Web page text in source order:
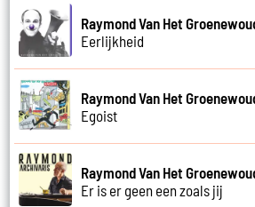
Raymond Van Het
Eerlijkheid
Raymond Van Het
Egoist
Raymond Van Het
Er is er geen een zoals jij